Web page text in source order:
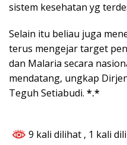
sistem kesehatan yg
Selain itu beliau juga
terus mengejar target
dan Malaria secara
mendatang, ungkap
Teguh Setiabudi. *.*
9 kali dilihat , 1 kali